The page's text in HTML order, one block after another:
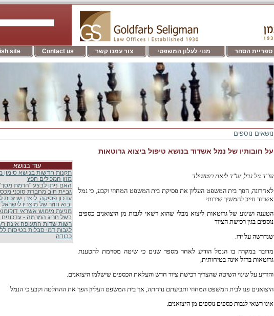
ספריית הסחר מנוי לעלון המשפטי צור עמנו קשר Contact us
site
נושאים נוספים
על חובותיו של נמל אשדוד בנושא טיפול ביצוא גרוטאות
עוד בנושא
תקנות חדשות בנושא סימון
מזון המכילים חפץ
האם ניתן לבצע "הרמת מסך"
גביית חוב מחברת סוכני
עדכון פסיקה: ליצרן יש זכות
יבוא חוזר של מוצריו לישראל
מניעת מימוש אשראי
בשל חריג המרמה - עדכונים
רשות שדות התעופה אינה
לגבות דמי סבלות בטיסות
כבודה
עו"ד גיל נדל, עו"ד ליאת רוטשילד
לאחרונה, הפך בית המשפט העליון את פסיקת בית המשפט המחוזי וקבע, כי נמל
אשדוד חייב להמשיך שירותי
הטענה ושינוע של גרוטאות ליצוא מבלי שהוא רשאי לגבות מן היצואנים כספים
נוספים בגין רכישת הציוד
שנדרשה על ידו.
מדובר במקרה בו הנמל הודיע לאחר מספר שנים כי שיטה מסוימת להטענת
גרוטאות ברזל אינה בטיחותית,
והודיע על שינוי השיטה שהצריך רכישת ציוד חדש והעלאת הכספים שישלמו היצואנים.
היצואנים פנו לבית המשפט המחוזי ותביעתם נדחתה, אך בית המשפט העליון הפך את ההחלטה וקבע כי הנמל
אינו רשאי לגבות כספים נוספים מן היצואנים.